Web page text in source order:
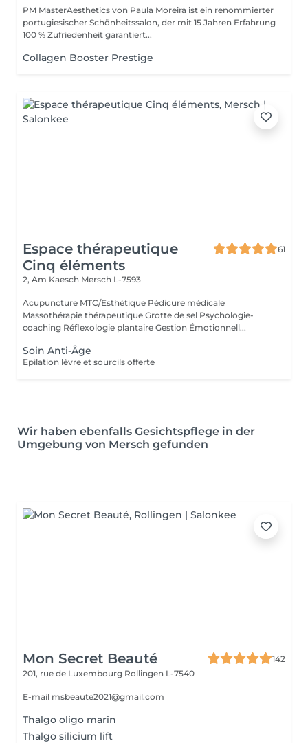
PM MasterAesthetics von Paula Moreira ist ein renommierter
portugiesischer Schönheitssalon, der mit 15 Jahren Erfahrung
100 % Zufriedenheit garantiert...
Collagen Booster Prestige
Espace thérapeutique
Cinq éléments
61
2, Am Kaesch Mersch L-7593
Acupuncture MTC/Esthétique Pédicure médicale
Massothérapie thérapeutique Grotte de sel Psychologie-
coaching Réflexologie plantaire Gestion Émotionnell...
Soin Anti-Âge
Epilation lèvre et sourcils offerte
Wir haben ebenfalls Gesichtspflege in der
Umgebung von Mersch gefunden
Mon Secret Beauté
142
201, rue de Luxembourg Rollingen L-7540
E-mail msbeaute2021@gmail.com
Thalgo oligo marin
Thalgo silicium lift